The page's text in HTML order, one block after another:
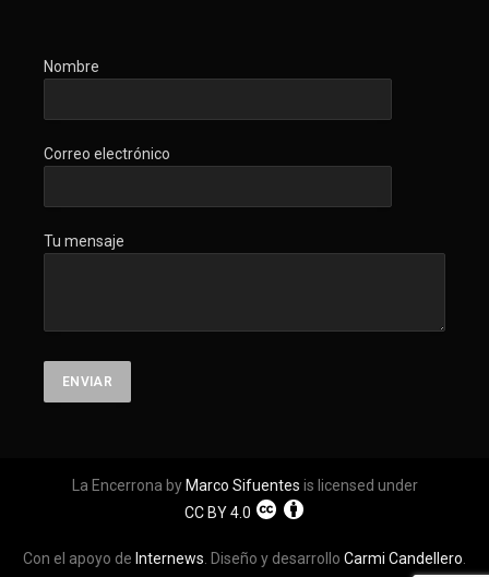
Nombre
Correo electrónico
Tu mensaje
La Encerrona by Marco Sifuentes is licensed under
CC BY 4.0
Con el apoyo de Internews. Diseño y desarrollo Carmi Candellero.